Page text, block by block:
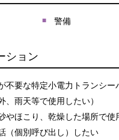
警備
ション
不要な特定小電力トランシー
、雨天等で使用したい）
やほこり、乾燥した場所で使
（個別呼び出し）したい